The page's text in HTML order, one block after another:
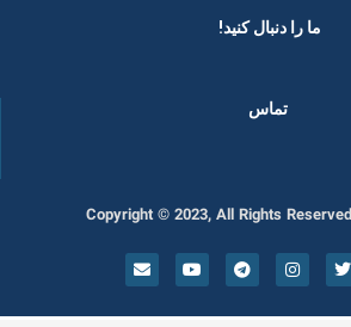
ما را دنبال کنید! ​
تماس